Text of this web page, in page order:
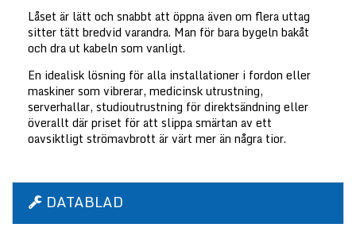
Låset är lätt och snabbt att öppna även om flera uttag
sitter tätt bredvid varandra. Man för bara bygeln bakåt
och dra ut kabeln som vanligt.
En idealisk lösning för alla installationer i fordon eller
maskiner som vibrerar, medicinsk utrustning,
serverhallar, studioutrustning för direktsändning eller
överallt där priset för att slippa smärtan av ett
oavsiktligt strömavbrott är värt mer än några tior.
DATABLAD